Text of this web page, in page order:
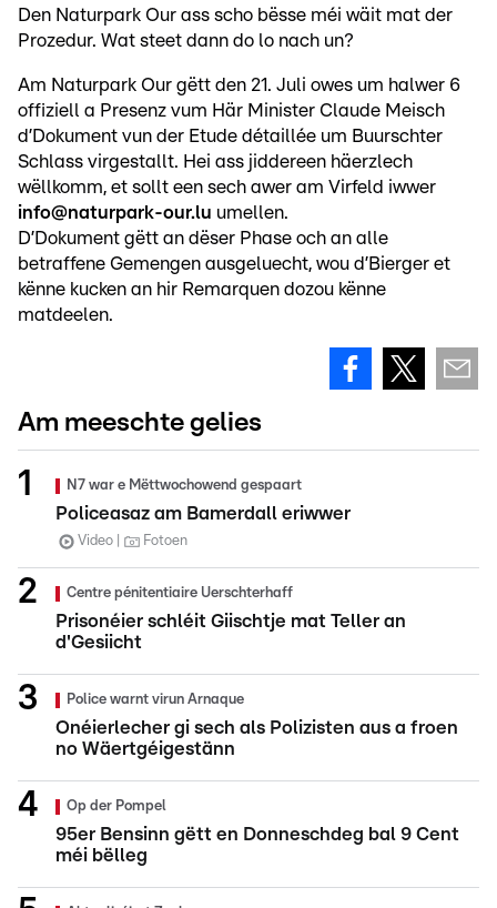
Den Naturpark Our ass scho bësse méi wäit mat der
Prozedur. Wat steet dann do lo nach un?
Am Naturpark Our gëtt den 21. Juli owes um halwer 6
offiziell a Presenz vum Här Minister Claude Meisch
d’Dokument vun der Etude détaillée um Buurschter
Schlass virgestallt. Hei ass jiddereen häerzlech
wëllkomm, et sollt een sech awer am Virfeld iwwer
info@naturpark-our.lu umellen.
D’Dokument gëtt an dëser Phase och an alle
betraffene Gemengen ausgeluecht, wou d’Bierger et
kënne kucken an hir Remarquen dozou kënne
matdeelen.
Am meeschte gelies
N7 war e Mëttwochowend gespaart
Policeasaz am Bamerdall eriwwer
Video Fotoen
Centre pénitentiaire Uerschterhaff
Prisonéier schléit Giischtje mat Teller an
d'Gesiicht
Police warnt virun Arnaque
Onéierlecher gi sech als Polizisten aus a froen
no Wäertgéigestänn
Op der Pompel
95er Bensinn gëtt en Donneschdeg bal 9 Cent
méi bëlleg